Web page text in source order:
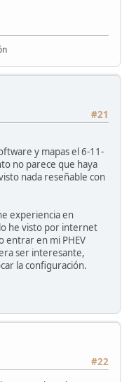
#21
y mapas el 6-11-
no parece que haya
nada reseñable con
experiencia en
he visto por internet
entrar en mi PHEV
ser interesante,
la configuración.
#22